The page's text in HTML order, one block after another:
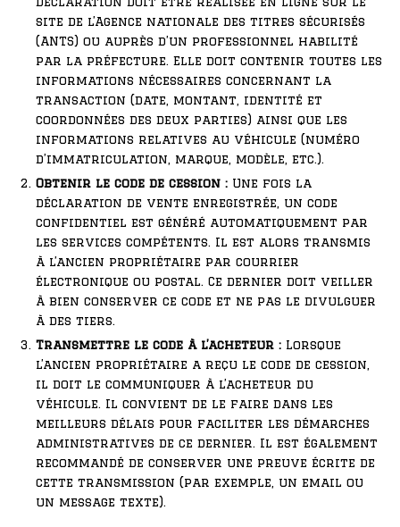
site de l’Agence nationale des titres sécurisés
(ANTS) ou auprès d’un professionnel habilité
par la préfecture. Elle doit contenir toutes les
informations nécessaires concernant la
transaction (date, montant, identité et
coordonnées des deux parties) ainsi que les
informations relatives au véhicule (numéro
d’immatriculation, marque, modèle, etc.).
Obtenir le code de cession : Une fois la
déclaration de vente enregistrée, un code
confidentiel est généré automatiquement par
les services compétents. Il est alors transmis
à l’ancien propriétaire par courrier
électronique ou postal. Ce dernier doit veiller
à bien conserver ce code et ne pas le divulguer
à des tiers.
Transmettre le code à l’acheteur : Lorsque
l’ancien propriétaire a reçu le code de cession,
il doit le communiquer à l’acheteur du
véhicule. Il convient de le faire dans les
meilleurs délais pour faciliter les démarches
administratives de ce dernier. Il est également
recommandé de conserver une preuve écrite de
cette transmission (par exemple, un email ou
un message texte).